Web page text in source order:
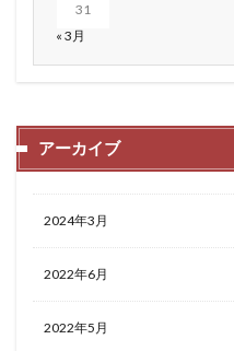
31
« 3月
アーカイブ
2024年3月
2022年6月
2022年5月